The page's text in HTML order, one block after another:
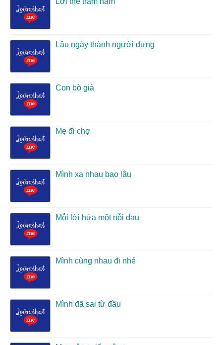
Lâu ngày thành người dưng
Con bò già
Mẹ đi chợ
Mình xa nhau bao lâu
Mỗi lời hứa một nỗi đau
Mình cùng nhau đi nhé
Mình đã sai từ đầu